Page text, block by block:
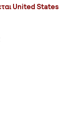
United States